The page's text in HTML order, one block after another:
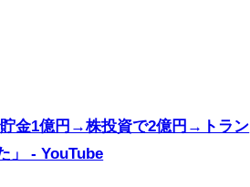
金1億円→株投資で2億円→トラン
」 - YouTube